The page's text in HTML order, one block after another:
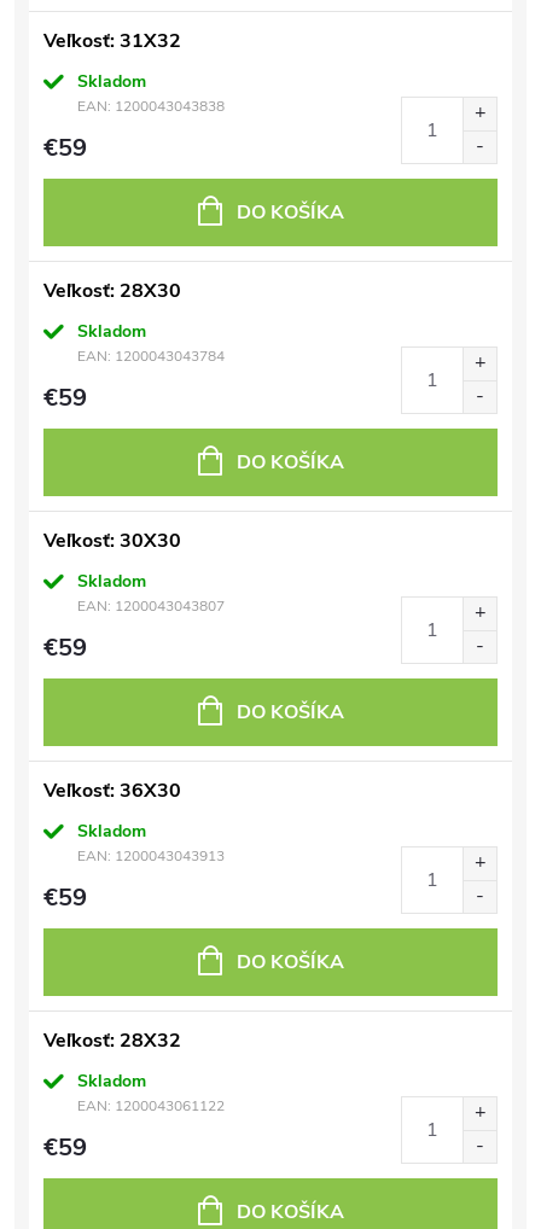
Veľkosť: 31X32
Skladom
EAN: 1200043043838
€59
DO KOŠÍKA
Veľkosť: 28X30
Skladom
EAN: 1200043043784
€59
DO KOŠÍKA
Veľkosť: 30X30
Skladom
EAN: 1200043043807
€59
DO KOŠÍKA
Veľkosť: 36X30
Skladom
EAN: 1200043043913
€59
DO KOŠÍKA
Veľkosť: 28X32
Skladom
EAN: 1200043061122
€59
DO KOŠÍKA